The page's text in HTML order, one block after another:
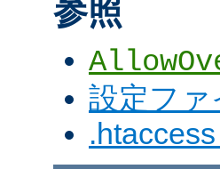
参照
設定ファ